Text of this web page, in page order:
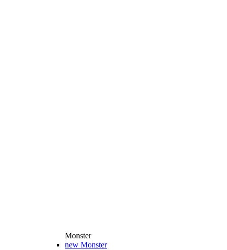
Monster
new Monster